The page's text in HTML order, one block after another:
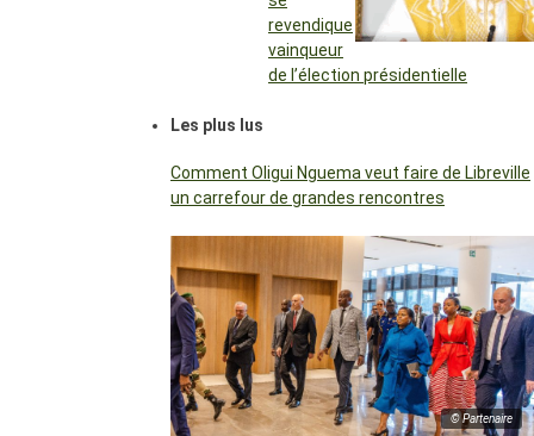
revendique
vainqueur
de l’élection présidentielle
Les plus lus
Comment Oligui Nguema veut faire de Libreville
un carrefour de grandes rencontres
© Partenaire